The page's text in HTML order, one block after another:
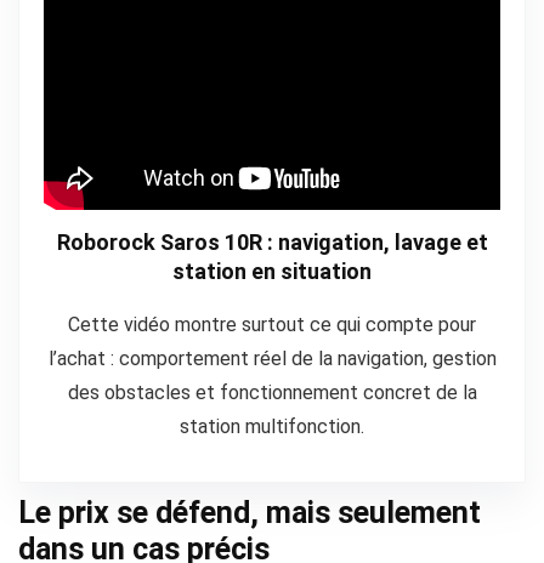
Roborock Saros 10R : navigation, lavage et
station en situation
Cette vidéo montre surtout ce qui compte pour
l’achat : comportement réel de la navigation, gestion
des obstacles et fonctionnement concret de la
station multifonction.
Le prix se défend, mais seulement
dans un cas précis